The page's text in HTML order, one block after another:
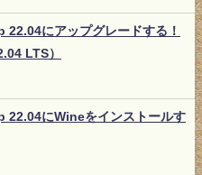
にアップグレードする！
LTS）
にWineをインストールす